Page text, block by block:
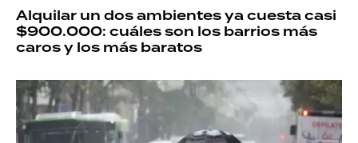
Alquilar un dos ambientes ya cuesta casi
$900.000: cuáles son los barrios más
caros y los más baratos